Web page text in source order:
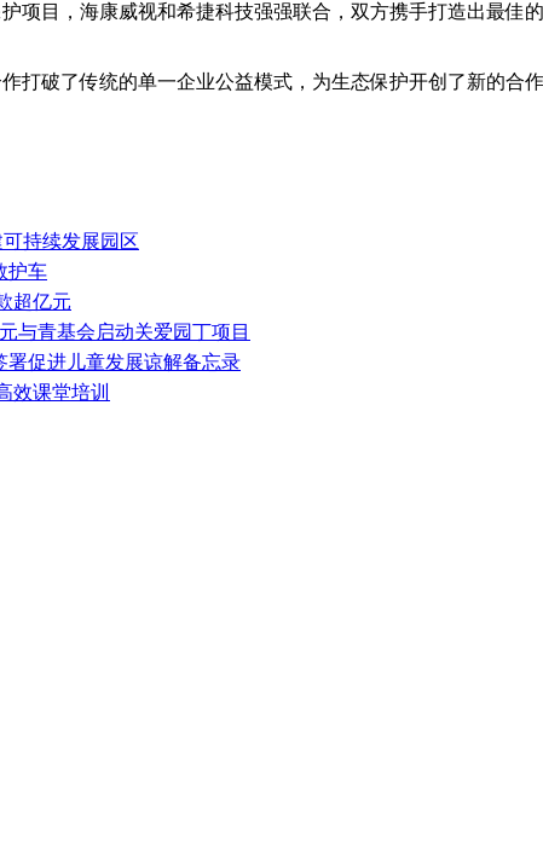
项目，海康威视和希捷科技强强联合，双方携手打造出最
打破了传统的单一企业公益模式，为生态保护开创了新的合
持续发展园区
护车
超亿元
与青基会启动关爱园丁项目
促进儿童发展谅解备忘录
效课堂培训